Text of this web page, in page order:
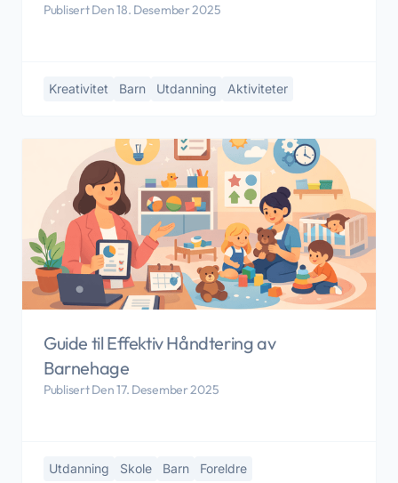
Publisert Den 18. Desember 2025
Kreativitet Barn Utdanning Aktiviteter
Guide til Effektiv Håndtering av
Barnehage
Publisert Den 17. Desember 2025
Utdanning Skole Barn Foreldre